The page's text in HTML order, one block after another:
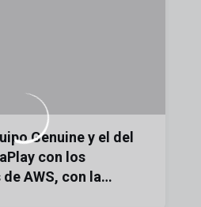
Genuine y el del
con los
AWS, con la